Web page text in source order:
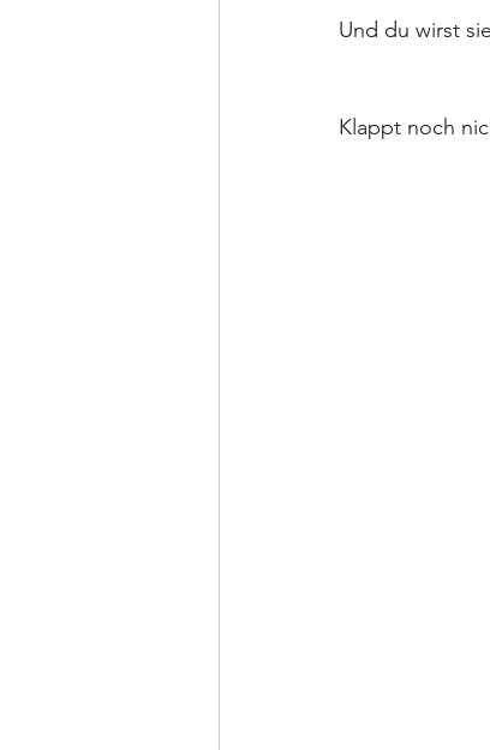
Und du wirst
Klappt noch